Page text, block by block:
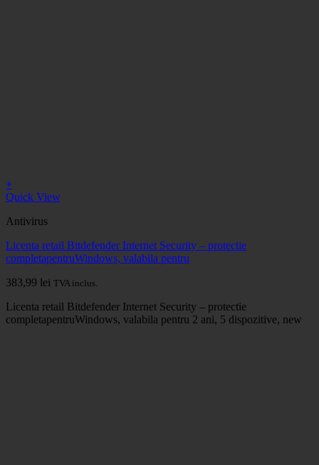
+
Quick View
Antivirus
Licenta retail Bitdefender Internet Security – protectie
completapentruWindows, valabila pentru
383,99 lei TVA inclus.
Licenta retail Bitdefender Internet Security – protectie
completapentruWindows, valabila pentru 2 ani, 5 dispozitive, new